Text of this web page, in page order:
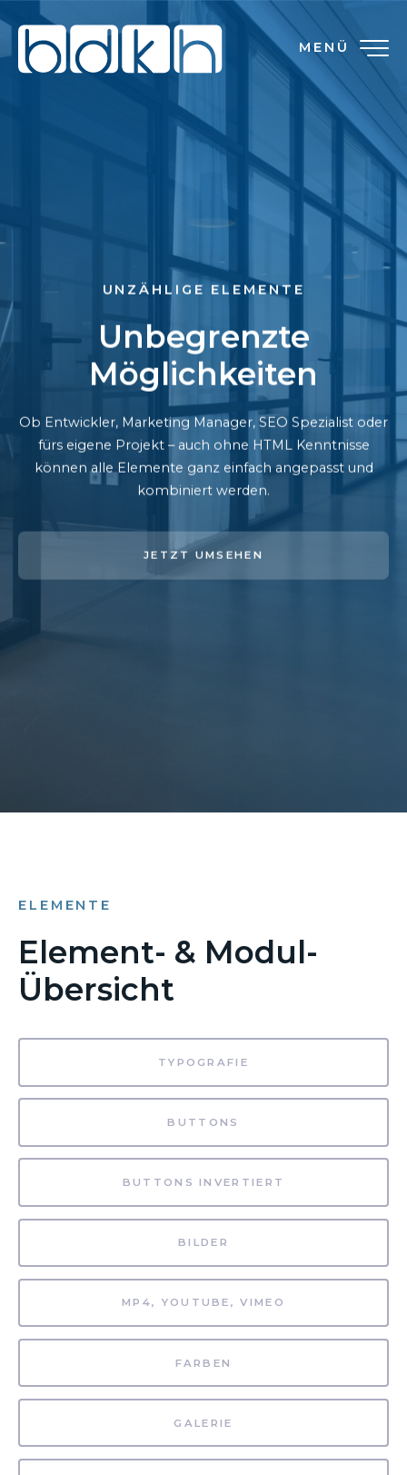
MENÜ
UNZÄHLIGE ELEMENTE
Unbegrenzte
Möglichkeiten
Ob Entwickler, Marketing Manager, SEO Spezialist oder
fürs eigene Projekt – auch ohne HTML Kenntnisse
können alle Elemente ganz einfach angepasst und
kombiniert werden.
JETZT UMSEHEN
ELEMENTE
Element- & Modul-
Übersicht
TYPOGRAFIE
BUTTONS
BUTTONS INVERTIERT
BILDER
MP4, YOUTUBE, VIMEO
FARBEN
GALERIE